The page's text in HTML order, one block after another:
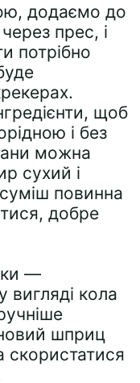
додаємо до
прес, і
потрібно
щоб
і без
можна
сухий і
повинна
добре
—
кола
шприц